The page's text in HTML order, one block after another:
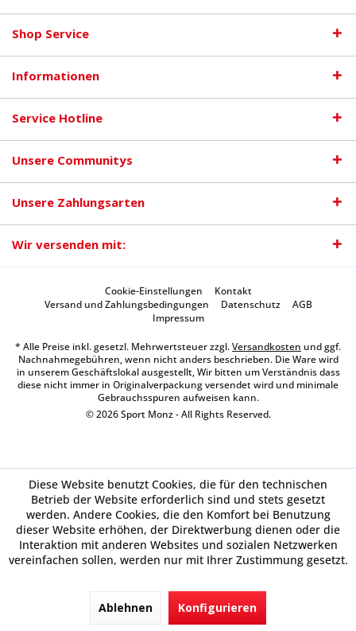
Shop Service
Informationen
Service Hotline
Unsere Communitys
Unsere Zahlungsarten
Wir versenden mit:
Cookie-Einstellungen
Kontakt
Versand und Zahlungsbedingungen
Datenschutz
AGB
Impressum
* Alle Preise inkl. gesetzl. Mehrwertsteuer zzgl.Versandkosten und ggf.
Nachnahmegebühren, wenn nicht anders beschrieben. Die Ware wird
in unserem Geschäftslokal ausgestellt, Wir bitten um Verständnis dass
diese nicht immer in Originalverpackung versendet wird und minimale
Gebrauchsspuren aufweisen kann.
© 2026 Sport Monz - All Rights Reserved.
Diese Website benutzt Cookies, die für den technischen
Betrieb der Website erforderlich sind und stets gesetzt
werden. Andere Cookies, die den Komfort bei Benutzung
dieser Website erhöhen, der Direktwerbung dienen oder die
Interaktion mit anderen Websites und sozialen Netzwerken
vereinfachen sollen, werden nur mit Ihrer Zustimmung gesetzt.
Ablehnen Konfigurieren